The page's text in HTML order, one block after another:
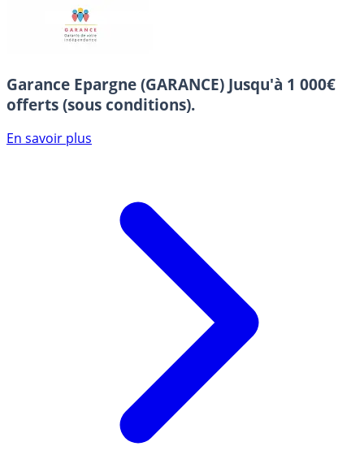
Garance Epargne (GARANCE) Jusqu'à 1 000€
offerts (sous conditions).
En savoir plus